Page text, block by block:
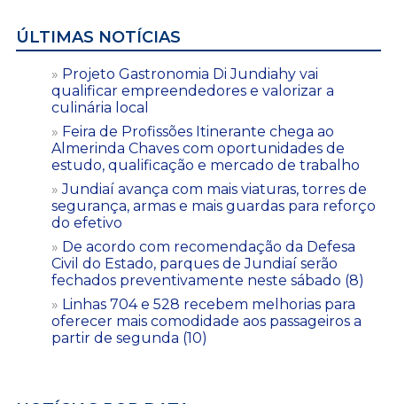
ÚLTIMAS NOTÍCIAS
Projeto Gastronomia Di Jundiahy vai
qualificar empreendedores e valorizar a
culinária local
Feira de Profissões Itinerante chega ao
Almerinda Chaves com oportunidades de
estudo, qualificação e mercado de trabalho
Jundiaí avança com mais viaturas, torres de
segurança, armas e mais guardas para reforço
do efetivo
De acordo com recomendação da Defesa
Civil do Estado, parques de Jundiaí serão
fechados preventivamente neste sábado (8)
Linhas 704 e 528 recebem melhorias para
oferecer mais comodidade aos passageiros a
partir de segunda (10)